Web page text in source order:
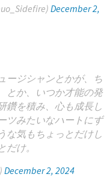
December 2,
ージシャンとかが、ち
とか、いつか才能の発
鑽を積み、心も成長し
ツみたいなハートにず
な気もちょっとだけし
だけ。
December 2, 2024